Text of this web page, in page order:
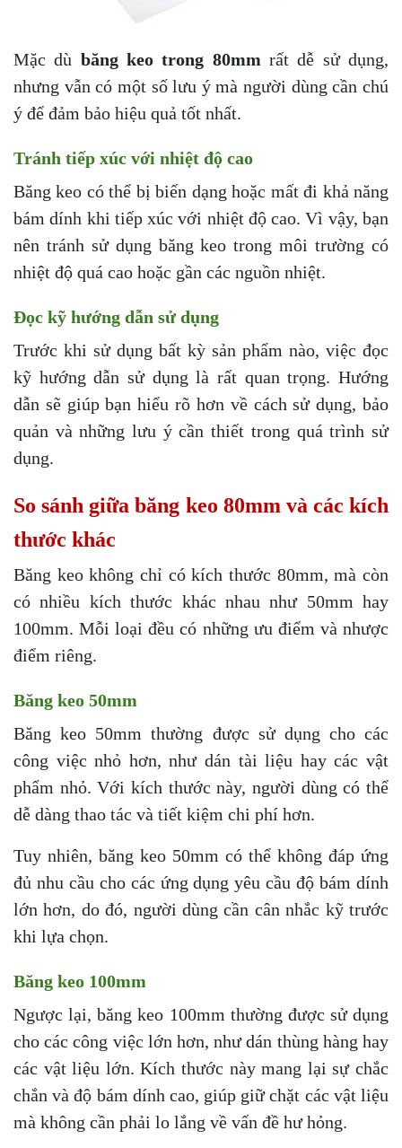
Mặc dù băng keo trong 80mm rất dễ sử dụng,
nhưng vẫn có một số lưu ý mà người dùng cần chú
ý để đảm bảo hiệu quả tốt nhất.
Tránh tiếp xúc với nhiệt độ cao
Băng keo có thể bị biến dạng hoặc mất đi khả năng
bám dính khi tiếp xúc với nhiệt độ cao. Vì vậy, bạn
nên tránh sử dụng băng keo trong môi trường có
nhiệt độ quá cao hoặc gần các nguồn nhiệt.
Đọc kỹ hướng dẫn sử dụng
Trước khi sử dụng bất kỳ sản phẩm nào, việc đọc
kỹ hướng dẫn sử dụng là rất quan trọng. Hướng
dẫn sẽ giúp bạn hiểu rõ hơn về cách sử dụng, bảo
quản và những lưu ý cần thiết trong quá trình sử
dụng.
So sánh giữa băng keo 80mm và các kích
thước khác
Băng keo không chỉ có kích thước 80mm, mà còn
có nhiều kích thước khác nhau như 50mm hay
100mm. Mỗi loại đều có những ưu điểm và nhược
điểm riêng.
Băng keo 50mm
Băng keo 50mm thường được sử dụng cho các
công việc nhỏ hơn, như dán tài liệu hay các vật
phẩm nhỏ. Với kích thước này, người dùng có thể
dễ dàng thao tác và tiết kiệm chi phí hơn.
Tuy nhiên, băng keo 50mm có thể không đáp ứng
đủ nhu cầu cho các ứng dụng yêu cầu độ bám dính
lớn hơn, do đó, người dùng cần cân nhắc kỹ trước
khi lựa chọn.
Băng keo 100mm
Ngược lại, băng keo 100mm thường được sử dụng
cho các công việc lớn hơn, như dán thùng hàng hay
các vật liệu lớn. Kích thước này mang lại sự chắc
chắn và độ bám dính cao, giúp giữ chặt các vật liệu
mà không cần phải lo lắng về vấn đề hư hỏng.